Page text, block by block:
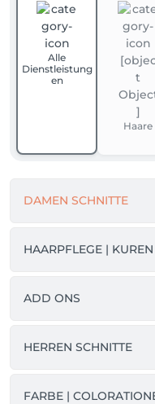
Alle
Dienstleistung
en
Haare
DAMEN SCHNITTE
HAARPFLEGE | KUREN
ADD ONS
HERREN SCHNITTE
FARBE |